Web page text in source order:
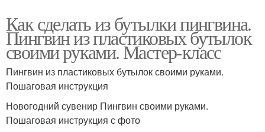
Как сделать из бутылки пингвина.
Пингвин из пластиковых бутылок
своими руками. Мастер-класс
Пингвин из пластиковых бутылок своими руками.
Пошаговая инструкция
Новогодний сувенир Пингвин своими руками.
Пошаговая инструкция с фото